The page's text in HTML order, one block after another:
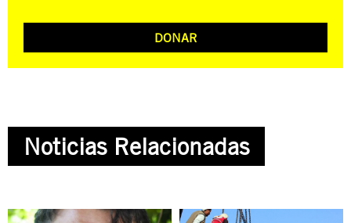
DONAR
Noticias Relacionadas